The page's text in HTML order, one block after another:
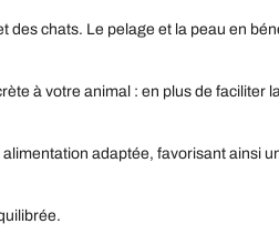
des chats. Le pelage et la peau en
à votre animal : en plus de faciliter
adaptée, favorisant ainsi